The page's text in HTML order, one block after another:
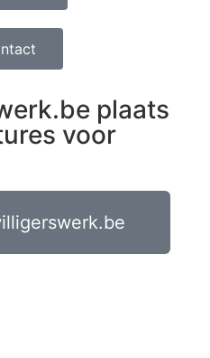
plaats
voor